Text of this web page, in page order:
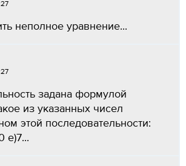
неполное уравнение...
задана формулой
из указанных чисел
этой последовательности:
е)7...